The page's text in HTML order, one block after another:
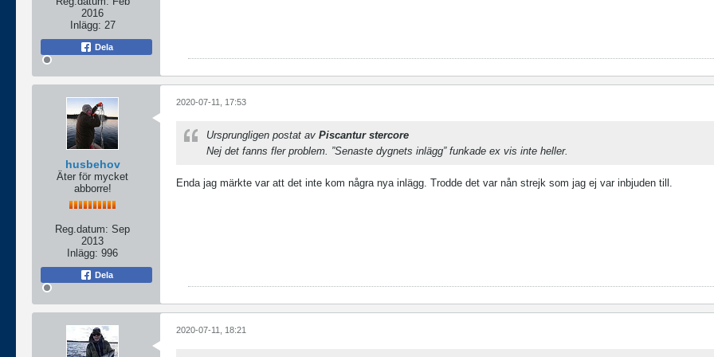
2016
Inlägg: 27
Dela
husbehov
Äter för mycket
abborre!
Reg.datum: Sep
2013
Inlägg: 996
Dela
2020-07-11, 17:53
Ursprungligen postat av Piscantur stercore
Nej det fanns fler problem. ”Senaste dygnets inlägg” funkade ex vis inte heller.
Enda jag märkte var att det inte kom några nya inlägg. Trodde det var nån strejk som jag ej var inbjuden till.
2020-07-11, 18:21